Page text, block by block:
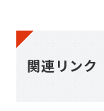
関連リンク